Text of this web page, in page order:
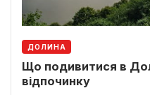
ДОЛИНА
Що подивитися в
відпочинку